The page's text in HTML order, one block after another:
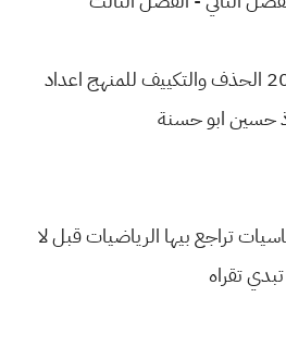
حسب قرار التربية 2021 الحذف والتكييف للمنهج اعداد
حسين ابو حسنة
تراجع بيها الرياضيات قبل لا
تبدي تقراه